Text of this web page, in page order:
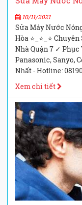
10/11/2021
Sửa Máy Nước
Hòa ⭐_⭐_⭐
Nhà Quận 7 ✓
Panasonic, Sanyo,
Nhất - Hotline:
Xem chi tiết